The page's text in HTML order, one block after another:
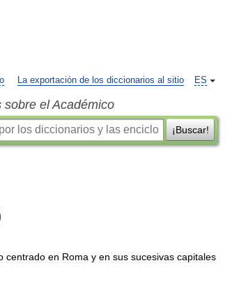
ES
La exportación de los diccionarios al sitio
el Académico
¡Buscar!
centrado en Roma y en sus sucesivas capitales